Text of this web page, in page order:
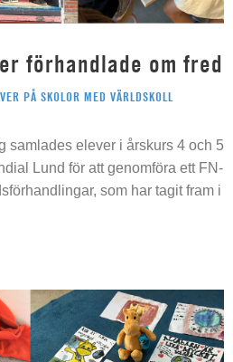
förhandlade om fred
PÅ SKOLOR MED VÄRLDSKOLL
samlades elever i årskurs 4 och 5
Lund för att genomföra ett FN-
som har tagit fram i